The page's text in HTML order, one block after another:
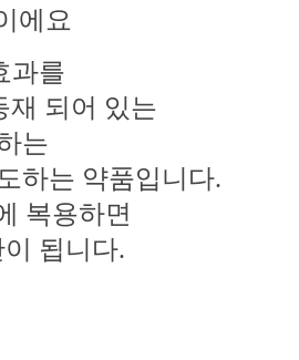
에요
과를
재 되어 있는
는
하는 약품입니다.
복용하면
됩니다.